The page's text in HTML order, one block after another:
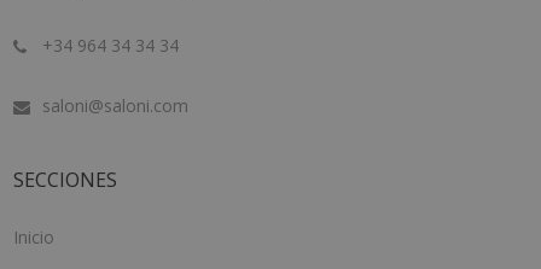
+34 964 34 34 34
saloni@saloni.com
SECCIONES
Inicio